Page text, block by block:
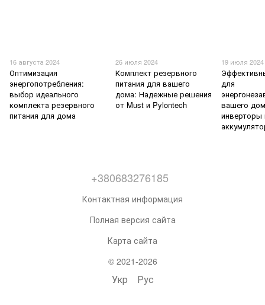
16 августа 2024
Оптимизация
энергопотребления:
выбор идеального
комплекта резервного
питания для дома
26 июля 2024
Комплект резервного
питания для вашего
дома: Надежные решения
от Must и Pylontech
19 июля 2024
для
вашего
инверторы
+380683276185
Контактная информация
Полная версия сайта
Карта сайта
© 2021-2026
Укр Рус